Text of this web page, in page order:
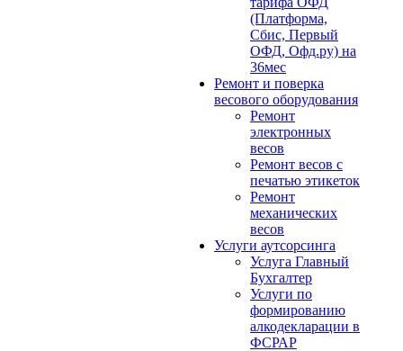
(Платформа,
Сбис, Первый
ОФД, Офд.ру) на
36мес
Ремонт и поверка
весового оборудования
Ремонт
электронных
весов
Ремонт весов с
печатью этикеток
Ремонт
механических
весов
Услуги аутсорсинга
Услуга Главный
Бухгалтер
Услуги по
формированию
алкодекларации в
ФСРАР